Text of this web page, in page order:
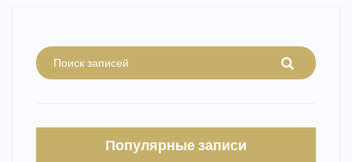
Популярные записи